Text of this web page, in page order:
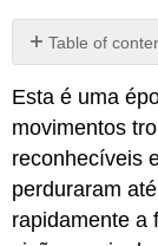
Table of
No
headers
Esta é uma
movimentos
reconhecíveis
perduraram
rapidamente a